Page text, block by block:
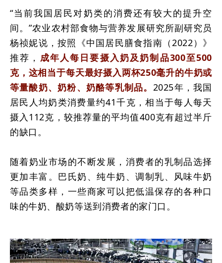
“当前我国居民对奶类的消费还有较大的提升空
间。”农业农村部食物与营养发展研究所副研究员
杨祯妮说，按照《中国居民膳食指南（2022）》
推荐， 成年人每日要摄入奶及奶制品300至500
克，这相当于每天最好摄入两杯250毫升的牛奶或
等量酸奶、奶粉、奶酪等乳制品。 2025年，我国
居民人均奶类消费量约41千克，相当于每人每天
摄入112克，较推荐量的平均值400克有超过半斤
的缺口。
随着奶业市场的不断发展，消费者的乳制品选择
更加丰富。巴氏奶、纯牛奶、调制乳、风味牛奶
等品类多样，一些商家可以把低温保存的各种口
味的牛奶、酸奶等送到消费者的家门口。